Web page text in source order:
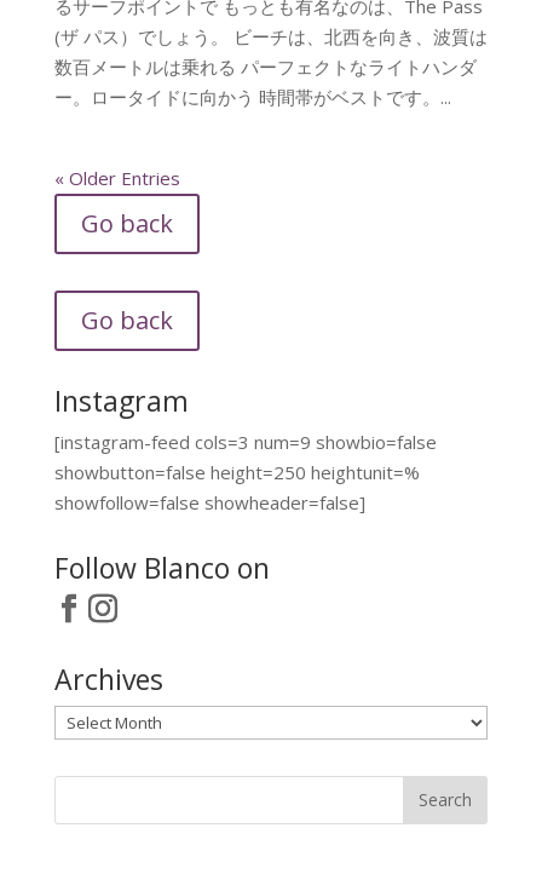
るサーフポイントで もっとも有名なのは、The Pass
(ザ パス）でしょう。 ビーチは、北西を向き、波質は
数百メートルは乗れる パーフェクトなライトハンダ
ー。ロータイドに向かう 時間帯がベストです。...
« Older Entries
Go back
Go back
Instagram
[instagram-feed cols=3 num=9 showbio=false
showbutton=false height=250 heightunit=%
showfollow=false showheader=false]
Follow Blanco on
Archives
Archives